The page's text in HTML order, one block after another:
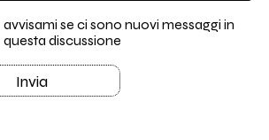
avvisami se ci sono nuovi messaggi in
questa discussione
Invia